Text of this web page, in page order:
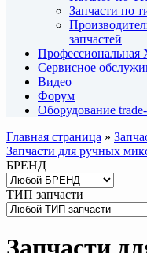
Запчасти по
запчастей
Сервисное
Видео
Форум
Оборудование
Главная страница »
Запчасти для ручных
БРЕНД
ТИП запчасти